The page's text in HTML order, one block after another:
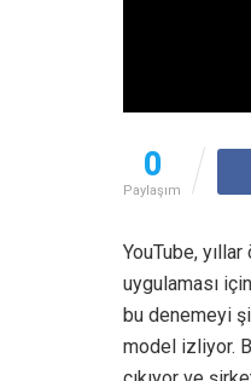
0
Paylaşım
YouTube,
uygulaması
bu denemeyi
model izliyor.